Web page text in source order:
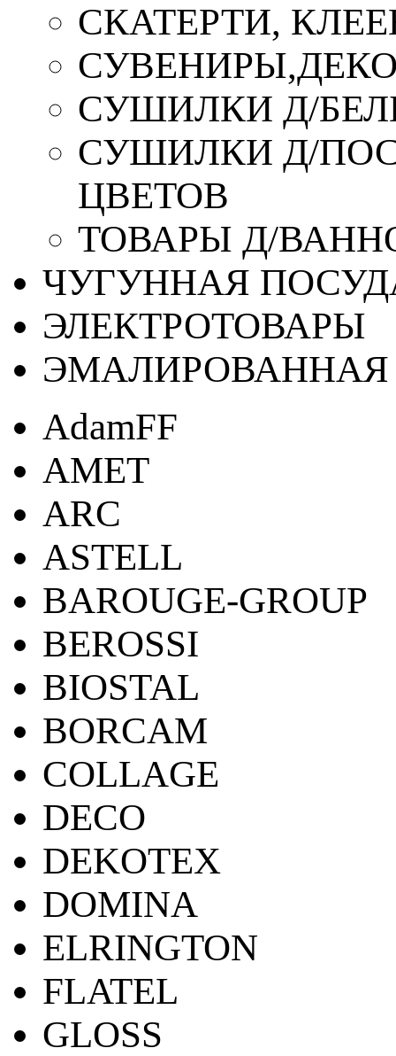
СКАТЕРТИ,
СУШИЛКИ Д/
СУШИЛКИ Д/
ЦВЕТОВ
ТОВАРЫ Д/
ЧУГУННАЯ
ЭЛЕКТРОТОВАРЫ
ЭМАЛИРОВАННАЯ
AdamFF
AMET
ARC
ASTELL
BAROUGE-GROUP
BEROSSI
BIOSTAL
BORCAM
COLLAGE
DECO
DEKOTEX
DOMINA
ELRINGTON
FLATEL
GLOSS